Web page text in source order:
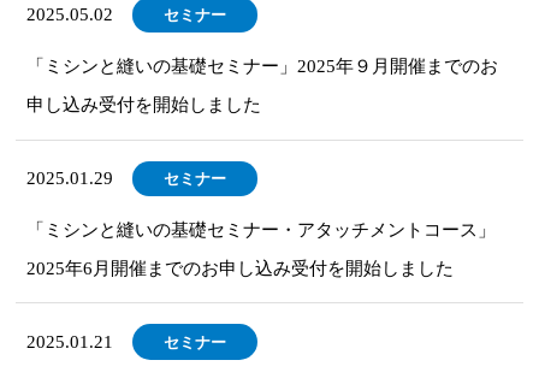
2025.05.02 セミナー
「ミシンと縫いの基礎セミナー」2025年９月開催までのお
申し込み受付を開始しました
2025.01.29 セミナー
「ミシンと縫いの基礎セミナー・アタッチメントコース」
2025年6月開催までのお申し込み受付を開始しました
2025.01.21 セミナー